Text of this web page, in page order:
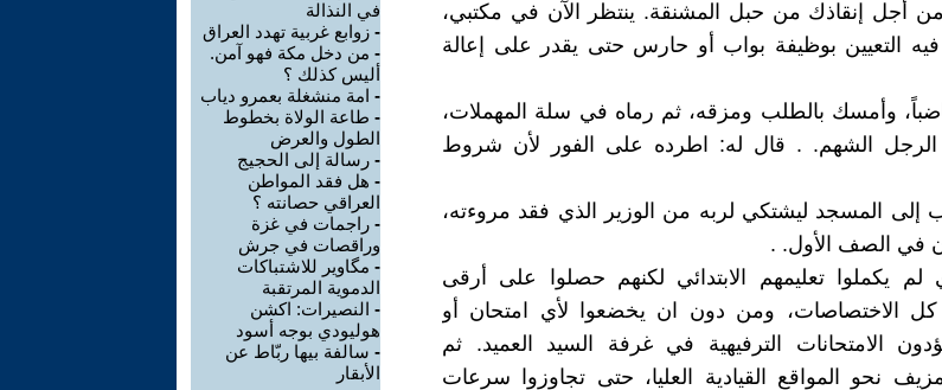
من أجل إنقاذك من حبل المشنقة. ينتظر الآن في مكتبي،
التعيين بوظيفة بواب أو حارس حتى يقدر على إعالة
وأمسك بالطلب ومزقه، ثم رماه في سلة المهملات،
الرجل الشهم. . قال له: اطرده على الفور لأن شروط
إلى المسجد ليشتكي لربه من الوزير الذي فقد مروءته،
في الصف الأول. .
يكملوا تعليمهم الابتدائي لكنهم حصلوا على أرقى
كل الاختصاصات، ومن دون ان يخضعوا لأي امتحان أو
الامتحانات الترفيهية في غرفة السيد العميد. ثم
نحو المواقع القيادية العليا، حتى تجاوزوا سرعات
في النذالة
- زوابع غربية تهدد العراق
- من دخل مكة فهو آمن.
أليس كذلك ؟
- امة منشغلة بعمرو دياب
- طاعة الولاة بخطوط
الطول والعرض
- رسالة إلى الحجيج
- هل فقد المواطن
العراقي حصانته ؟
- راجمات في غزة
وراقصات في جرش
- مگاوير للاشتباكات
الدموية المرتقبة
- النصيرات: اكشن
هوليودي بوجه أسود
- سالفة بيها ربّاط عن
الأبقار